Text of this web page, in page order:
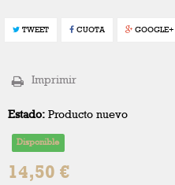
TWEET CUOTA GOOGLE+
Imprimir
Estado: Producto nuevo
Disponible
14,50 €